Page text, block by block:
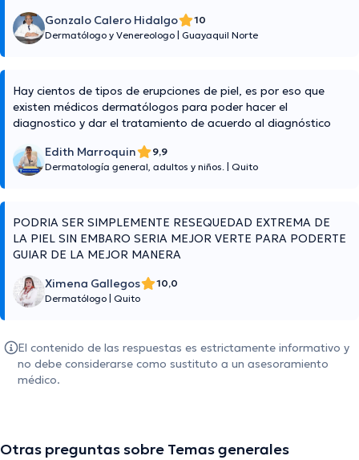
Gonzalo Calero Hidalgo
10
Dermatólogo y Venereologo Guayaquil Norte
Hay cientos de tipos de erupciones de piel, es por eso que
existen médicos dermatólogos para poder hacer el
diagnostico y dar el tratamiento de acuerdo al diagnóstico
Edith Marroquin
9,9
Dermatología general, adultos y niños. Quito
PODRIA SER SIMPLEMENTE RESEQUEDAD EXTREMA DE
LA PIEL SIN EMBARO SERIA MEJOR VERTE PARA PODERTE
GUIAR DE LA MEJOR MANERA
Ximena Gallegos
10,0
Dermatólogo Quito
El contenido de las respuestas es estrictamente informativo y
no debe considerarse como sustituto a un asesoramiento
médico.
Otras preguntas sobre Temas generales